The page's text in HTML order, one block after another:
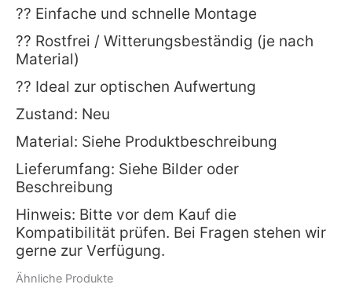
?? Einfache und schnelle Montage
?? Rostfrei / Witterungsbeständig (je nach
Material)
?? Ideal zur optischen Aufwertung
Zustand: Neu
Material: Siehe Produktbeschreibung
Lieferumfang: Siehe Bilder oder
Beschreibung
Hinweis: Bitte vor dem Kauf die
Kompatibilität prüfen. Bei Fragen stehen wir
gerne zur Verfügung.
Ähnliche Produkte